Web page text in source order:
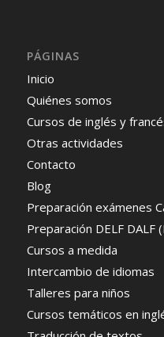
PÁGINAS
Inicio
Quiénes somos
Cursos de inglés y
Otras actividades
Contacto
Blog
Preparación exámenes
Preparación DELF DALF
Cursos a medida
Intercambio de idiomas
Talleres para niños
Cursos temáticos en